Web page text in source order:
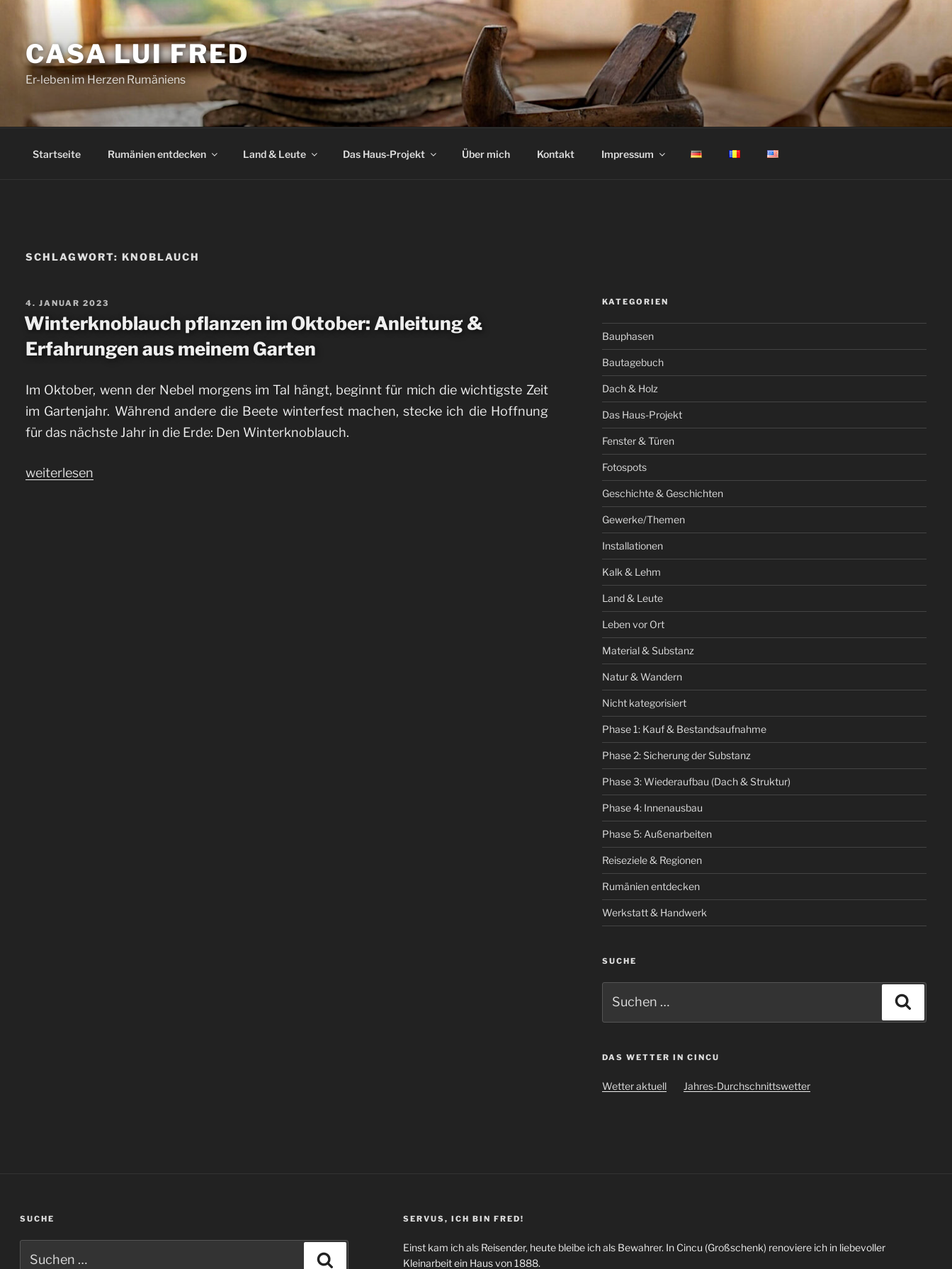
springenCASA LUI FRED
Er-leben im Herzen Rumäniens
Startseite Rumänien entdecken Land & Leute Das Haus-Projekt Über mich Kontakt Impressum
SCHLAGWORT: KNOBLAUCH
VERÖFFENTLICHT
AM
4. JANUAR 2023
Winterknoblauch pflanzen im Oktober: Anleitung &
Erfahrungen aus meinem Garten
Im Oktober, wenn der Nebel morgens im Tal hängt, beginnt für mich die wichtigste Zeit
im Gartenjahr. Während andere die Beete winterfest machen, stecke ich die Hoffnung
für das nächste Jahr in die Erde: Den Winterknoblauch.
„Winterknoblauch
weiterlesen
KATEGORIEN
Bauphasen
Bautagebuch
Dach & Holz
Das Haus-Projekt
Fenster & Türen
Fotospots
Geschichte & Geschichten
Gewerke/Themen
Installationen
Kalk & Lehm
Land & Leute
Leben vor Ort
Material & Substanz
Natur & Wandern
Nicht kategorisiert
Phase 1: Kauf & Bestandsaufnahme
Phase 2: Sicherung der Substanz
Phase 3: Wiederaufbau (Dach & Struktur)
Phase 4: Innenausbau
Phase 5: Außenarbeiten
Reiseziele & Regionen
Rumänien entdecken
Werkstatt & Handwerk
SUCHE
nach:
DAS WETTER IN CINCU
Wetter aktuell Jahres-Durchschnittswetter
SUCHE
nach:
SERVUS, ICH BIN FRED!
Einst kam ich als Reisender, heute bleibe ich als Bewahrer. In Cincu (Großschenk) renoviere ich in liebevoller
Kleinarbeit ein Haus von 1888.